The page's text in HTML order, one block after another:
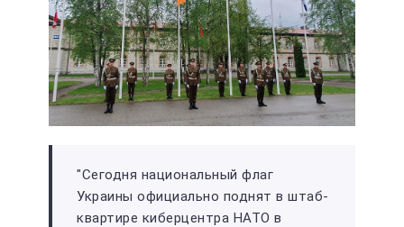
"Сегодня национальный флаг
Украины официально поднят в штаб-
квартире киберцентра НАТО в